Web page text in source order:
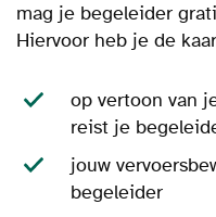
mag je begeleider
Hiervoor heb je de
op vertoon van
reist je
jouw
begeleider